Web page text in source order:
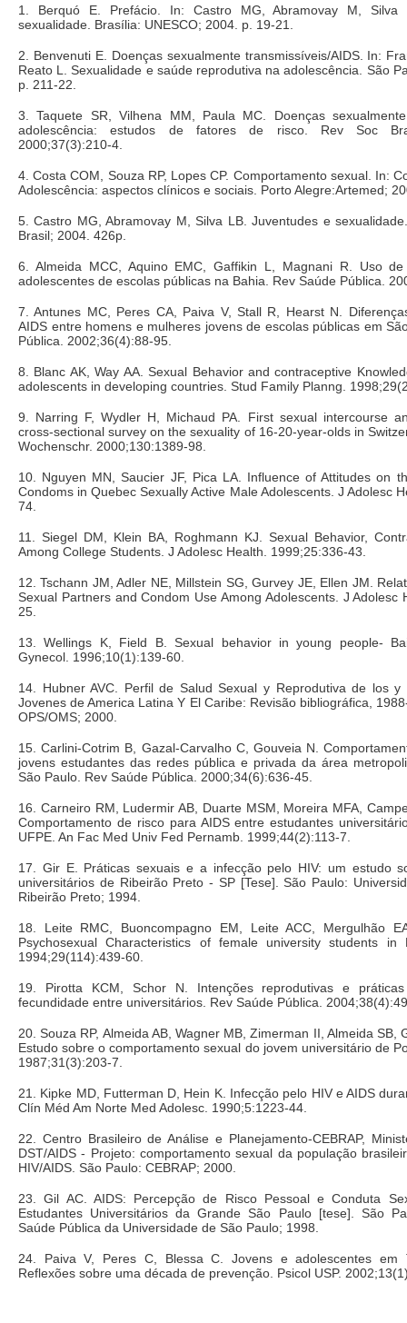
1. Berquó E. Prefácio. In: Castro MG, Abramovay M, Silva
sexualidade. Brasília: UNESCO; 2004. p. 19-21.
2. Benvenuti E. Doenças sexualmente transmissíveis/AIDS. In:
Reato L. Sexualidade e saúde reprodutiva na adolescência. São
p. 211-22.
3. Taquete SR, Vilhena MM, Paula MC. Doenças
adolescência: estudos de fatores de risco. Rev Soc
2000;37(3):210-4.
4. Costa COM, Souza RP, Lopes CP. Comportamento sexual. In:
Adolescência: aspectos clínicos e sociais. Porto Alegre:Artemed;
5. Castro MG, Abramovay M, Silva LB. Juventudes e
Brasil; 2004. 426p.
6. Almeida MCC, Aquino EMC, Gaffikin L, Magnani R. Uso
adolescentes de escolas públicas na Bahia. Rev Saúde Pública.
7. Antunes MC, Peres CA, Paiva V, Stall R, Hearst N.
AIDS entre homens e mulheres jovens de escolas públicas em
Pública. 2002;36(4):88-95.
8. Blanc AK, Way AA. Sexual Behavior and contraceptive
adolescents in developing countries. Stud Family Planng.
9. Narring F, Wydler H, Michaud PA. First sexual intercourse
cross-sectional survey on the sexuality of 16-20-year-olds in
Wochenschr. 2000;130:1389-98.
10. Nguyen MN, Saucier JF, Pica LA. Influence of Attitudes on
Condoms in Quebec Sexually Active Male Adolescents. J Adolesc
74.
11. Siegel DM, Klein BA, Roghmann KJ. Sexual Behavior,
Among College Students. J Adolesc Health. 1999;25:336-43.
12. Tschann JM, Adler NE, Millstein SG, Gurvey JE, Ellen JM.
Sexual Partners and Condom Use Among Adolescents. J Adolesc
25.
13. Wellings K, Field B. Sexual behavior in young people-
Gynecol. 1996;10(1):139-60.
14. Hubner AVC. Perfil de Salud Sexual y Reprodutiva de los y
Jovenes de America Latina Y El Caribe: Revisão bibliográfica,
OPS/OMS; 2000.
15. Carlini-Cotrim B, Gazal-Carvalho C, Gouveia N.
jovens estudantes das redes pública e privada da área
São Paulo. Rev Saúde Pública. 2000;34(6):636-45.
16. Carneiro RM, Ludermir AB, Duarte MSM, Moreira MFA,
Comportamento de risco para AIDS entre estudantes
UFPE. An Fac Med Univ Fed Pernamb. 1999;44(2):113-7.
17. Gir E. Práticas sexuais e a infecção pelo HIV: um estudo
universitários de Ribeirão Preto - SP [Tese]. São Paulo:
Ribeirão Preto; 1994.
18. Leite RMC, Buoncompagno EM, Leite ACC, Mergulhão
Psychosexual Characteristics of female university students in
1994;29(114):439-60.
19. Pirotta KCM, Schor N. Intenções reprodutivas e
fecundidade entre universitários. Rev Saúde Pública.
20. Souza RP, Almeida AB, Wagner MB, Zimerman II, Almeida SB,
Estudo sobre o comportamento sexual do jovem universitário de
1987;31(3):203-7.
21. Kipke MD, Futterman D, Hein K. Infecção pelo HIV e AIDS
Clín Méd Am Norte Med Adolesc. 1990;5:1223-44.
22. Centro Brasileiro de Análise e Planejamento-CEBRAP,
DST/AIDS - Projeto: comportamento sexual da população
HIV/AIDS. São Paulo: CEBRAP; 2000.
23. Gil AC. AIDS: Percepção de Risco Pessoal e Conduta
Estudantes Universitários da Grande São Paulo [tese]. São
Saúde Pública da Universidade de São Paulo; 1998.
24. Paiva V, Peres C, Blessa C. Jovens e adolescentes em
Reflexões sobre uma década de prevenção. Psicol USP.